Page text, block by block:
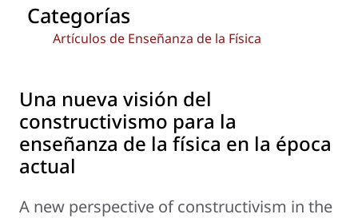
Categorías
Artículos de Enseñanza de la Física
Una nueva visión del
constructivismo para la
enseñanza de la física en la época
actual
A new perspective of constructivism in the